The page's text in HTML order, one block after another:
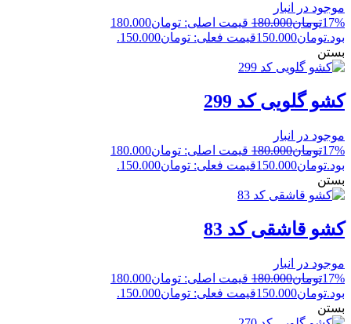
موجود در انبار
17%تومان180.000
قیمت اصلی: تومان180.000
بود.تومان150.000قیمت فعلی: تومان150.000.
بستن
کشو گلویی کد 299
موجود در انبار
17%تومان180.000
قیمت اصلی: تومان180.000
بود.تومان150.000قیمت فعلی: تومان150.000.
بستن
کشو قاشقی کد 83
موجود در انبار
17%تومان180.000
قیمت اصلی: تومان180.000
بود.تومان150.000قیمت فعلی: تومان150.000.
بستن